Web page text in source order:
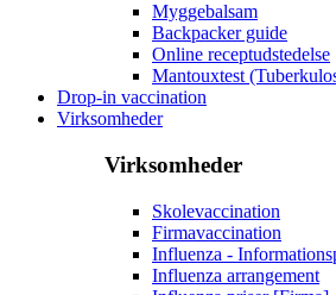
Myggebalsam
Backpacker guide
Online receptudstedelse
Mantouxtest
Drop-in vaccination
Virksomheder
Virksomheder
Skolevaccination
Firmavaccination
Influenza -
Influenza arrangement